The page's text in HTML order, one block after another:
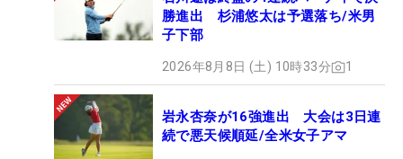
勝進出 杉浦悠太は予選落ち/米男
子下部
2026年8月8日 (土) 10時33分 1
岩永杏奈が16強進出 大会は3日連
続で悪天候順延/全米女子アマ